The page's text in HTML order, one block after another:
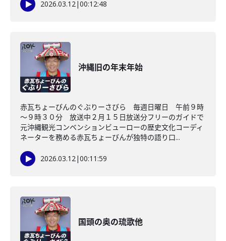
2026.03.12|00:12:48
沖縄旧の年末年始
赤瓦ちょーびんのぐぶりーさびら 毎週日曜日 午前９時
～９時３０分 放送中２月１５日放送分フリーのガイドで
元沖縄観光コンベンションビューローの歴史文化コーディ
ネーターを務める赤瓦ちょーびんが独特の語り口...
2026.03.12|00:11:59
国頭の奥の琉歌他